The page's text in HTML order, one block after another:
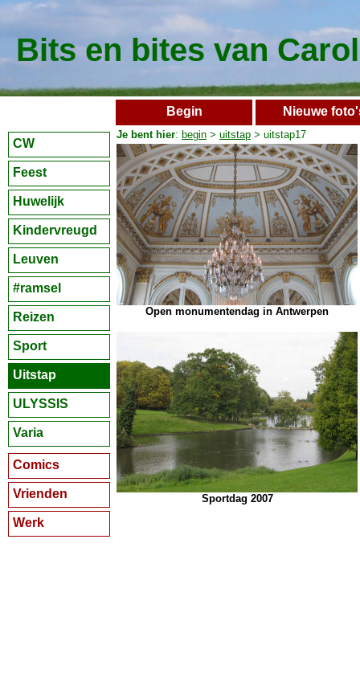
Bits en bites van
Begin Nieuwe
CW
Feest
Huwelijk
Kindervreugd
Leuven
#ramsel
Reizen
Sport
Uitstap
ULYSSIS
Varia
Comics
Vrienden
Werk
Je bent hier: begin > uitstap > uitstap17
Open monumentendag in Antwerpen
Sportdag 2007